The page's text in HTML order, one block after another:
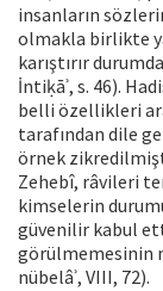
insanların
olmakla birlikte
karıştırır
İntiḳāʾ, s. 46).
belli özellikleri
tarafından dile
örnek
Zehebî, râvileri
kimselerin
güvenilir kabul
görülmemesinin
nübelâʾ, VIII, 72).